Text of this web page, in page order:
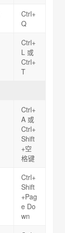
Ctrl+
Q
Ctrl+
L 或
Ctrl+
T
Ctrl+
A 或
Ctrl+
Shift
+空
格键
Ctrl+
Shift
+Pag
e Do
wn